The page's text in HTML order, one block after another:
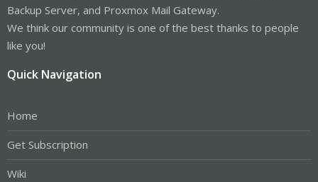
Backup Server, and Proxmox Mail Gateway.
We think our community is one of the best thanks to people
like you!
Quick Navigation
Home
Get Subscription
Wiki